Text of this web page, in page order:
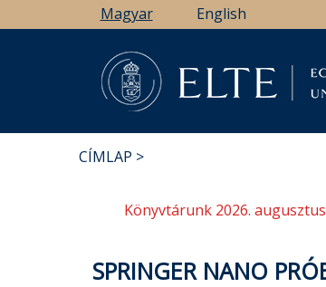
a
Magyar English
CÍMLAP
Könyvtárunk 2026.
SPRINGER NANO